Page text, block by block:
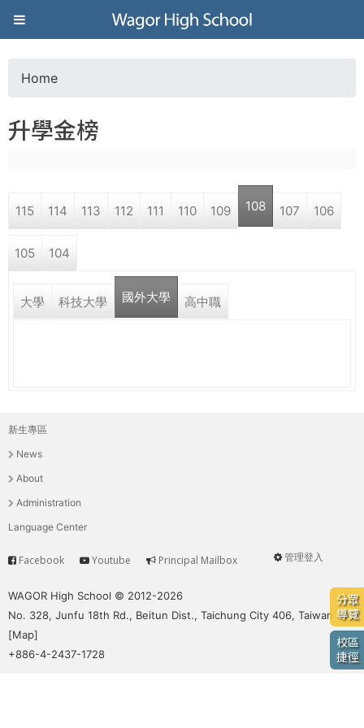
Jump to navigation
葳
格
高
學
培
養
具
國
移
動
的
世
界
公
o
a
r
e
r
e
Home
升學金榜
115 114 113 112 111 110 109 108 107 106
105 104
大學 科技大學 國外大學 高中職
分眾
導覽
校區
捷徑
主
選
單
新生專區
News
About
Administration
Language Center
User
管理登入
Service
Facebook Youtube Principal Mailbox
WAGOR High School © 2012-2026
No. 328, Junfu 18th Rd., Beitun Dist., Taichung City 406, Taiwan
[Map]
+886-4-2437-1728